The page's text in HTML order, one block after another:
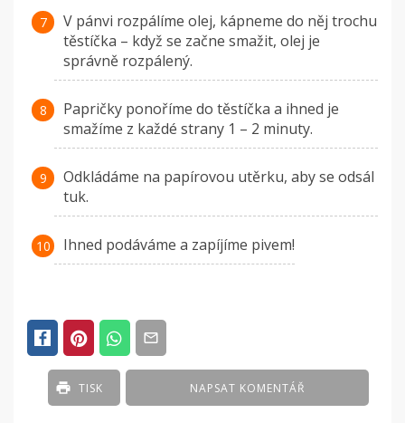
V pánvi rozpálíme olej, kápneme do něj trochu
těstíčka – když se začne smažit, olej je
správně rozpálený.
Papričky ponoříme do těstíčka a ihned je
smažíme z každé strany 1 – 2 minuty.
Odkládáme na papírovou utěrku, aby se odsál
tuk.
Ihned podáváme a zapíjíme pivem!
NAPSAT KOMENTÁŘ
TISK